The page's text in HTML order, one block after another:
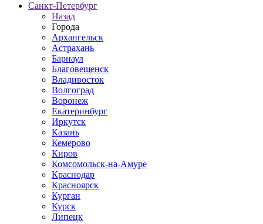
Санкт-Петербург
Назад
Города
Архангельск
Астрахань
Барнаул
Благовещенск
Владивосток
Волгоград
Воронеж
Екатеринбург
Иркутск
Казань
Кемерово
Киров
Комсомольск-на-Амуре
Краснодар
Красноярск
Курган
Курск
Липецк